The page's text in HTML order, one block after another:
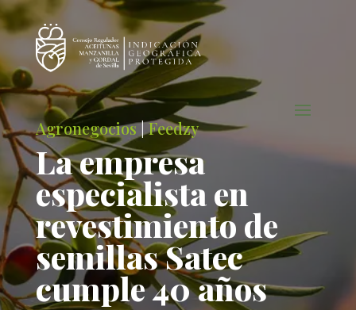
Agronegocios|Feedzy
La empresa
especialista en
revestimiento de
semillas Satec
cumple 40 años